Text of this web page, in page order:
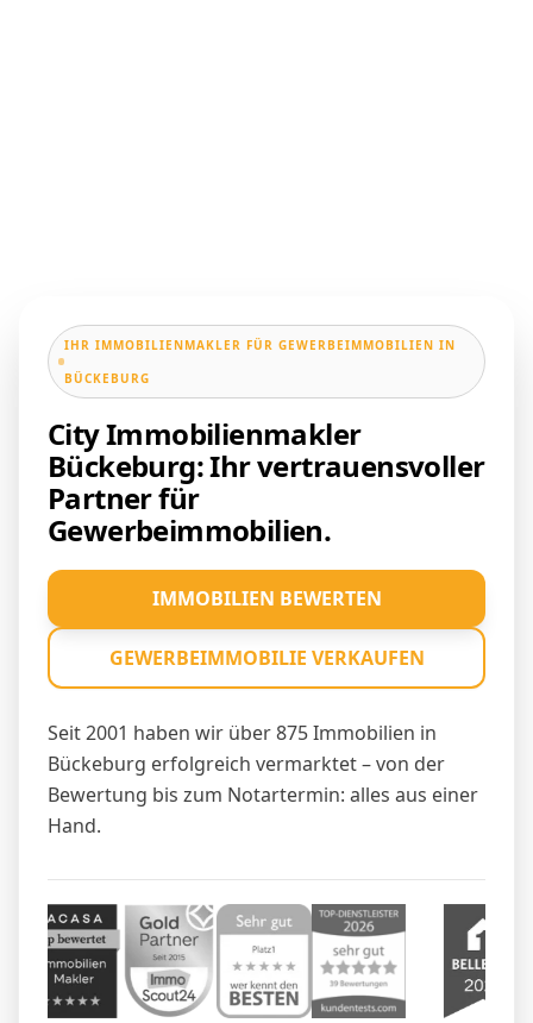
IHR IMMOBILIENMAKLER FÜR GEWERBEIMMOBILIEN IN
BÜCKEBURG
City Immobilienmakler
Bückeburg: Ihr vertrauensvoller
Partner für
Gewerbeimmobilien.
Seit 2001 haben wir über 875 Immobilien in
Bückeburg erfolgreich vermarktet – von der
Bewertung bis zum Notartermin: alles aus einer
Hand.
IMMOBILIEN BEWERTEN
GEWERBEIMMOBILIE VERKAUFEN